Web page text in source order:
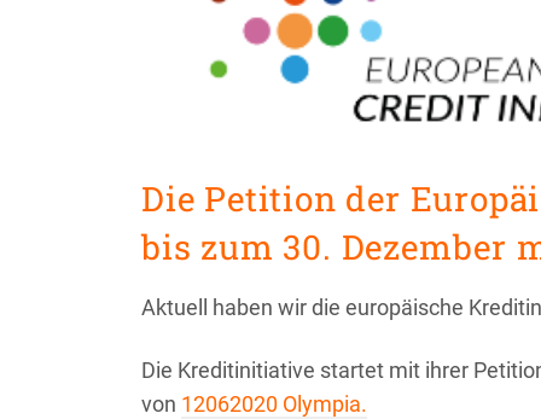
Die Petition der
bis zum 30. Dezember
Aktuell haben wir die europäische
Die Kreditinitiative startet mit ihrer
von 12062020 Olympia.